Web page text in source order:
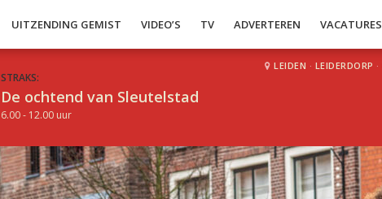
UITZENDING GEMIST VIDEO’S TV ADVERTEREN VACATURES
STRAKS:
De ochtend van Sleutelstad
6.00 - 12.00 uur
LEIDEN · LEIDERDORP ·